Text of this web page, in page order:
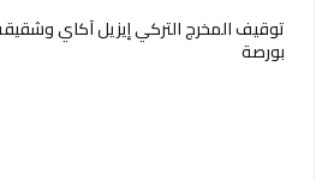
توقيف المخرج التركي إيزيل آكاي
بورصة